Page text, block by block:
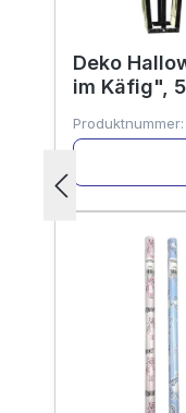
Deko
im Käfig",
Produktnummer: